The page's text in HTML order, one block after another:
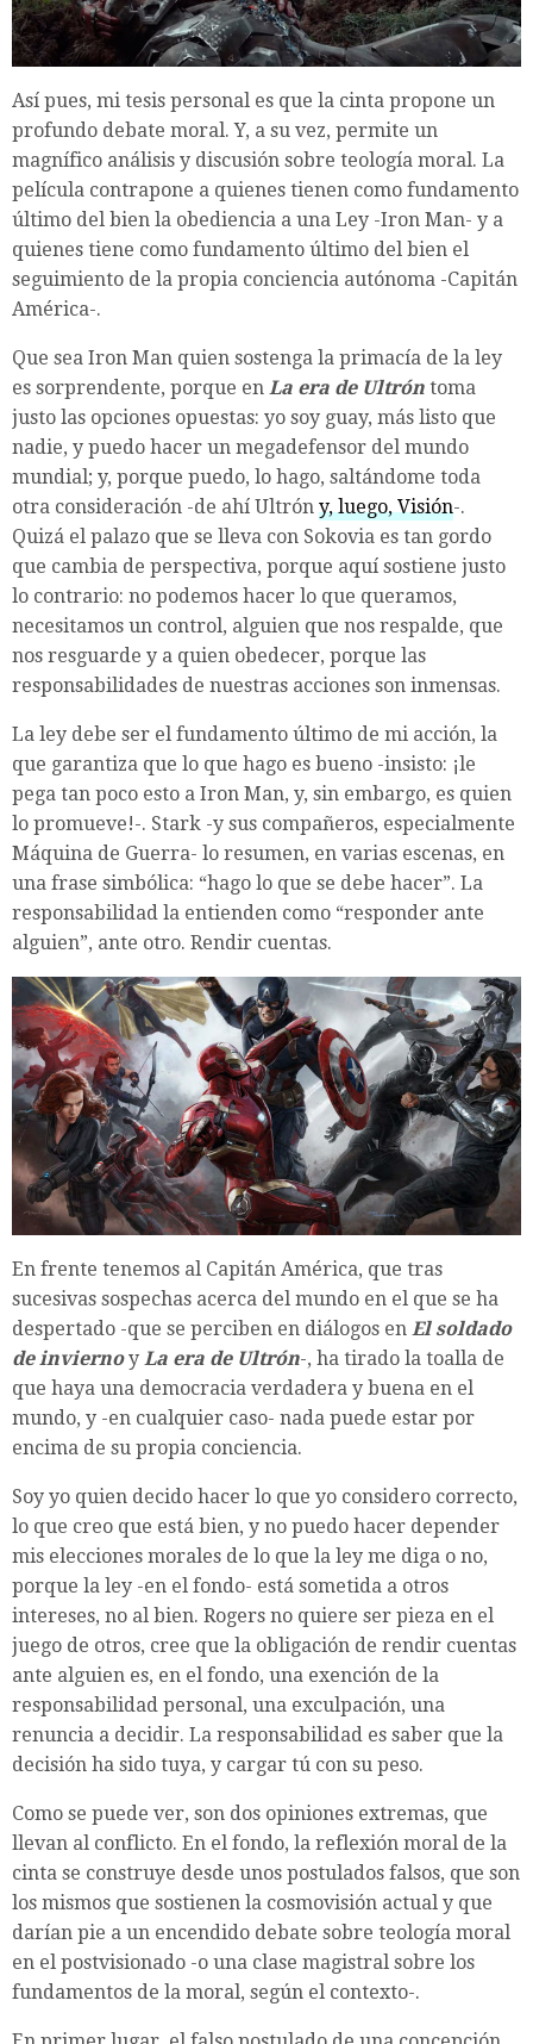
Así pues, mi tesis personal es que la cinta propone un
profundo debate moral. Y, a su vez, permite un
magnífico análisis y discusión sobre teología moral. La
película contrapone a quienes tienen como fundamento
último del bien la obediencia a una Ley -Iron Man- y a
quienes tiene como fundamento último del bien el
seguimiento de la propia conciencia autónoma -Capitán
América-.
Que sea Iron Man quien sostenga la primacía de la ley
es sorprendente, porque en La era de Ultrón toma
justo las opciones opuestas: yo soy guay, más listo que
nadie, y puedo hacer un megadefensor del mundo
mundial; y, porque puedo, lo hago, saltándome toda
otra consideración -de ahí Ultrón y, luego, Visión-.
Quizá el palazo que se lleva con Sokovia es tan gordo
que cambia de perspectiva, porque aquí sostiene justo
lo contrario: no podemos hacer lo que queramos,
necesitamos un control, alguien que nos respalde, que
nos resguarde y a quien obedecer, porque las
responsabilidades de nuestras acciones son inmensas.
La ley debe ser el fundamento último de mi acción, la
que garantiza que lo que hago es bueno -insisto: ¡le
pega tan poco esto a Iron Man, y, sin embargo, es quien
lo promueve!-. Stark -y sus compañeros, especialmente
Máquina de Guerra- lo resumen, en varias escenas, en
una frase simbólica: “hago lo que se debe hacer”. La
responsabilidad la entienden como “responder ante
alguien”, ante otro. Rendir cuentas.
En frente tenemos al Capitán América, que tras
sucesivas sospechas acerca del mundo en el que se ha
despertado -que se perciben en diálogos en El soldado
de inviernoy La era de Ultrón-, ha tirado la toalla de
que haya una democracia verdadera y buena en el
mundo, y -en cualquier caso- nada puede estar por
encima de su propia conciencia.
Soy yo quien decido hacer lo que yo considero correcto,
lo que creo que está bien, y no puedo hacer depender
mis elecciones morales de lo que la ley me diga o no,
porque la ley -en el fondo- está sometida a otros
intereses, no al bien. Rogers no quiere ser pieza en el
juego de otros, cree que la obligación de rendir cuentas
ante alguien es, en el fondo, una exención de la
responsabilidad personal, una exculpación, una
renuncia a decidir. La responsabilidad es saber que la
decisión ha sido tuya, y cargar tú con su peso.
Como se puede ver, son dos opiniones extremas, que
llevan al conflicto. En el fondo, la reflexión moral de la
cinta se construye desde unos postulados falsos, que son
los mismos que sostienen la cosmovisión actual y que
darían pie a un encendido debate sobre teología moral
en el postvisionado -o una clase magistral sobre los
fundamentos de la moral, según el contexto-.